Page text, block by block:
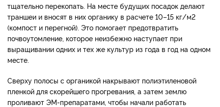
тщательно перекопать. На месте будущих посадок делают
траншеи и вносят в них органику в расчете 10–15 кг/м2
(компост и перегной). Это помогает предотвратить
почвоутомление, которое неизбежно наступает при
выращивании одних и тех же культур из года в год на одном
месте.
Сверху полосы с органикой накрывают полиэтиленовой
пленкой для скорейшего прогревания, а затем землю
проливают ЭМ-препаратами, чтобы начали работать